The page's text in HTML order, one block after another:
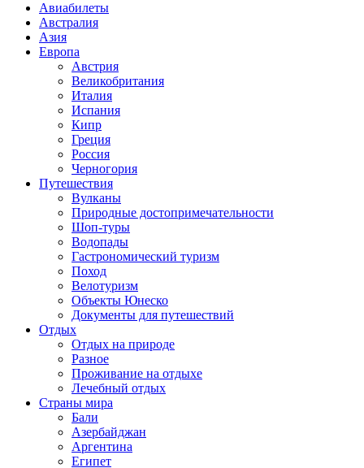
Авиабилеты
Австралия
Азия
Европа
Австрия
Великобритания
Италия
Испания
Кипр
Греция
Россия
Черногория
Путешествия
Вулканы
Природные достопримечательности
Шоп-туры
Водопады
Гастрономический туризм
Поход
Велотуризм
Объекты Юнеско
Документы для путешествий
Отдых
Отдых на природе
Разное
Проживание на отдыхе
Лечебный отдых
Страны мира
Бали
Азербайджан
Аргентина
Египет